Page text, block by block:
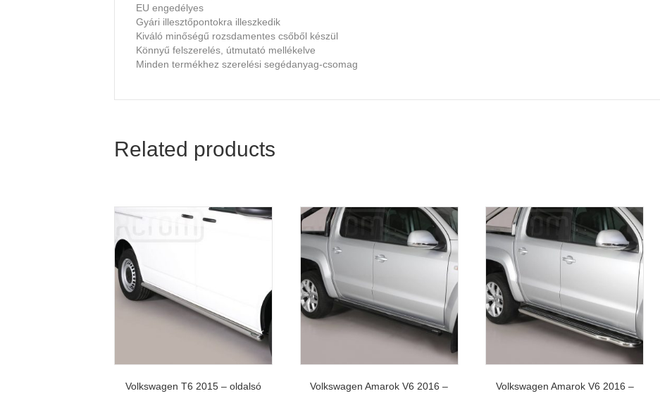
EU engedélyes
Gyári illesztőpontokra illeszkedik
Kiváló minőségű rozsdamentes csőből készül
Könnyű felszerelés, útmutató mellékelve
Minden termékhez szerelési segédanyag-csomag
Related products
Volkswagen T6 2015 – oldalsó
Volkswagen Amarok V6 2016 –
Volkswagen Amarok V6 2016 –